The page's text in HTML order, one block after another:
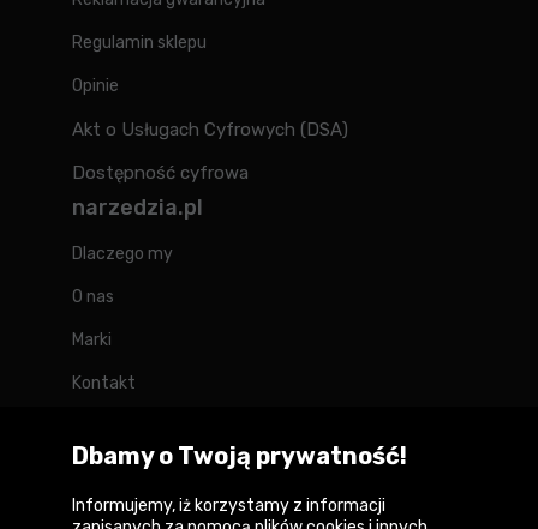
Regulamin sklepu
Opinie
Akt o Usługach Cyfrowych (DSA)
Dostępność cyfrowa
narzedzia.pl
Dlaczego my
O nas
Marki
Kontakt
Forum
Dbamy o Twoją prywatność!
Informujemy, iż korzystamy z informacji